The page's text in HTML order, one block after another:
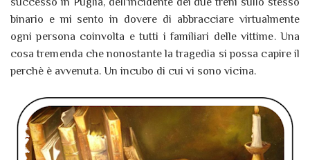
binario e mi sento in dovere di abbracciare virtualmente
ogni persona coinvolta e tutti i familiari delle vittime. Una
cosa tremenda che nonostante la tragedia si possa capire il
perchè è avvenuta. Un incubo di cui vi sono vicina.